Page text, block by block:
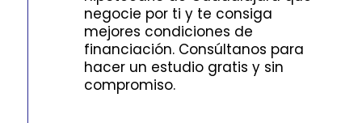
negocie por ti y te consiga
mejores condiciones de
financiación. Consúltanos para
hacer un estudio gratis y sin
compromiso.